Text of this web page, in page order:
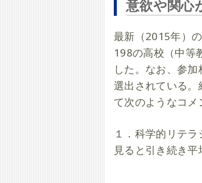
意欲や関心
最新（2015年）
198の高校（中等
した。なお、参
選出されている
て次のようなコメ
１．科学的リテ
見ると引き続き平